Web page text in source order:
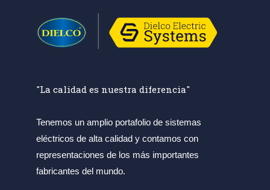
"La calidad es nuestra diferencia"
Tenemos un amplio portafolio de sistemas
eléctricos de alta calidad y contamos con
representaciones de los más importantes
fabricantes del mundo.